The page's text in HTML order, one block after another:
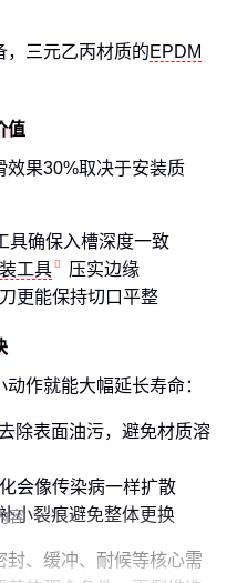
，三元乙丙材质的EPDM
值
效果30%取决于安装质
具确保入槽深度一致
工具
压实边缘
更能保持切口平整
作就能大幅延长寿命：
除表面油污，避免材质溶
会像传染病一样扩散
小裂痕避免整体更换
封、缓冲、耐候等核心需
容 